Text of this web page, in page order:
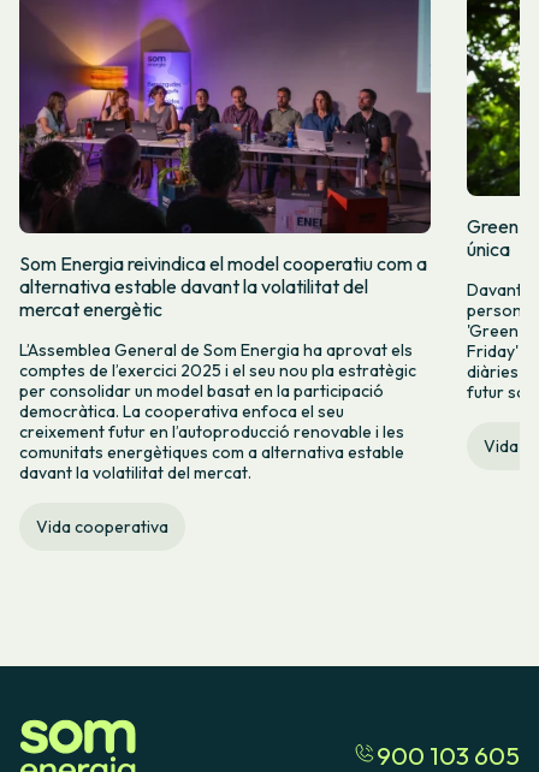
Som Energia reivindica el model cooperatiu com a
alternativa estable davant la volatilitat del
mercat energètic
L’Assemblea General de Som Energia ha aprovat els
comptes de l’exercici 2025 i el seu nou pla estratègic
per consolidar un model basat en la participació
democràtica. La cooperativa enfoca el seu
creixement futur en l’autoproducció renovable i les
comunitats energètiques com a alternativa estable
davant la volatilitat del mercat.
Vida cooperativa
Green
única
Davant
'Green
Friday'
diàries i
futur
Vida
900 103 605